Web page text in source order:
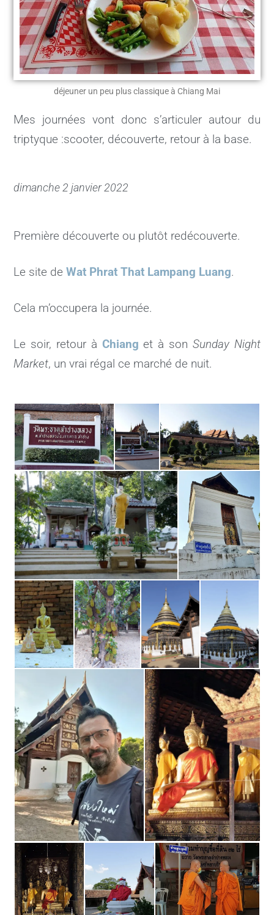
déjeuner un peu plus classique à Chiang Mai
Mes journées vont donc s’articuler autour du
triptyque :scooter, découverte, retour à la base.
dimanche 2 janvier 2022
Première découverte ou plutôt redécouverte.
Le site de Wat Phrat That Lampang Luang.
Cela m’occupera la journée.
Le soir, retour à Chiang et à sonSunday Night
Market, un vrai régal ce marché de nuit.